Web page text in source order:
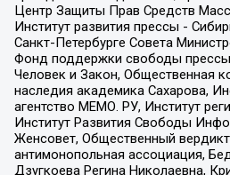
Центр Защиты Прав Средств
Институт развития прессы -
Санкт-Петербурге Совета
Фонд поддержки свободы
Человек и Закон, Общественная
наследия академика Сахарова,
агентство МЕМО. РУ, Институт
Институт Развития Свободы
Женсовет, Общественный
антимонопольная ассоциация,
Дзугкоева Регина Николаевна,